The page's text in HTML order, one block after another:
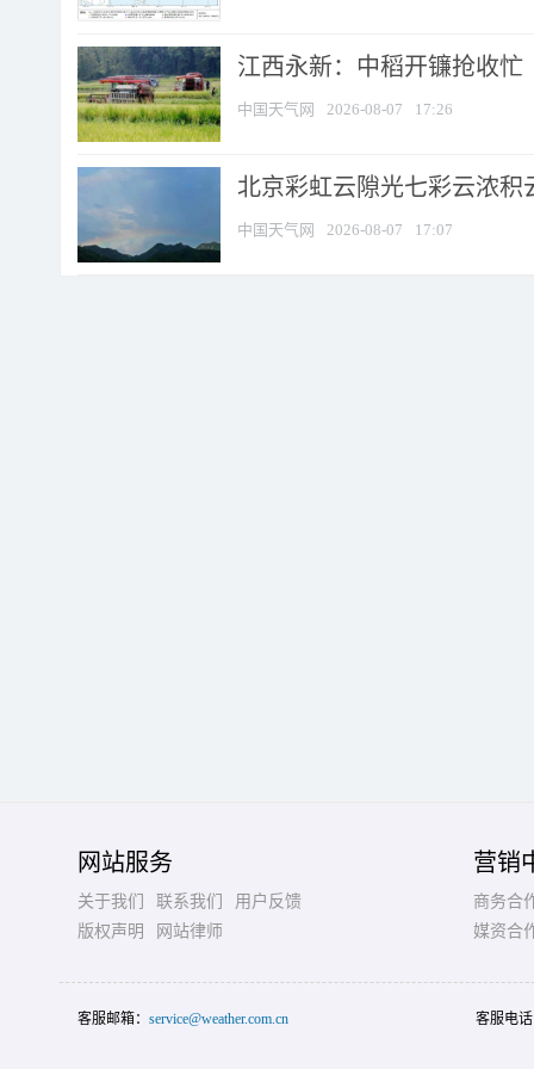
江西永新：中稻开镰抢收忙
中国天气网 2026-08-07 17:26
北京彩虹云隙光七彩云浓积
中国天气网 2026-08-07 17:07
网站服务
关于我们 联系我们
用户反馈
版权声明
网站律师
营销
商务合
媒资合
客服邮箱： service@weather.com.cn 客服电